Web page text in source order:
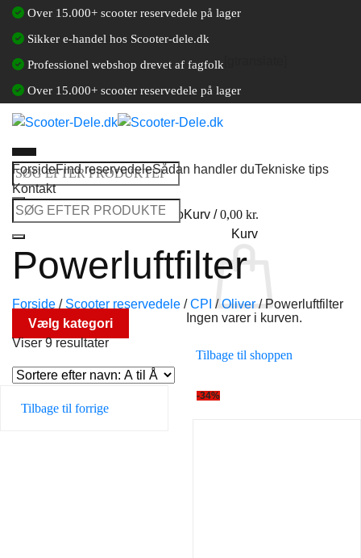
Fortsæt
indhold
Over 15.000+ scooter reservedele på lager
Sikker e-handel hos Scooter-dele.dk
Professionel webshop drevet af fagfolk
Over 15.000+ scooter reservedele på lager
Søg
efter:
Log ind / Opret en kundekontoKurv /0,00 kr.
Kurv
Ingen varer i kurven.
Tilbage til shoppen
ForsideFind reservedeleSådan handler duTekniske tips
Kontakt
Søg
efter:
Powerluftfilter
Forside / Scooter reservedele / CPI / Oliver /Powerluftfilter
Vælg kategori
Viser 9 resultater
Tilbage til forrige
-34%